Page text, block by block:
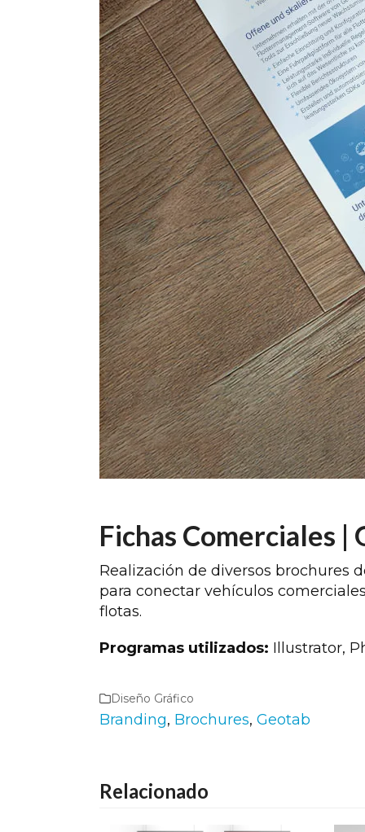
Fichas Comerciales |
Realización de diversos brochures
para conectar vehículos
flotas.
Programas utilizados: Illustrator,
Diseño Gráfico
Branding, Brochures, Geotab
Relacionado